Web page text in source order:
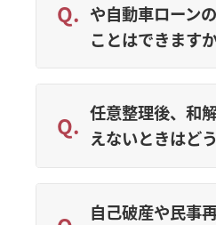
や自動車ローン
ことはできます
任意整理後、和
えないときはど
自己破産や民事